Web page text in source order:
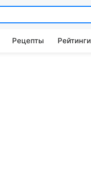
Рецепты Рейтинги